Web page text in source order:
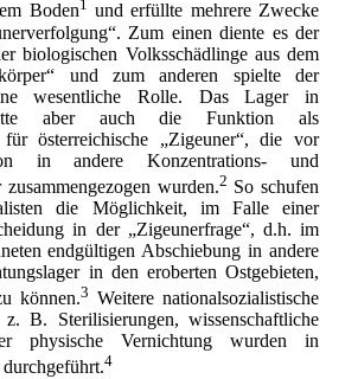
Boden1 und erfüllte mehrere Zwecke
Zum einen diente es der
biologischen Volksschädlinge aus dem
und zum anderen spielte der
wesentliche Rolle. Das Lager in
aber auch die Funktion als
für österreichische „Zigeuner“, die vor
in andere Konzentrations- und
zusammengezogen wurden.2 So schufen
die Möglichkeit, im Falle einer
in der „Zigeunerfrage“, d.h. im
endgültigen Abschiebung in andere
in den eroberten Ostgebieten,
können.3 Weitere nationalsozialistische
B. Sterilisierungen, wissenschaftliche
physische Vernichtung wurden in
4